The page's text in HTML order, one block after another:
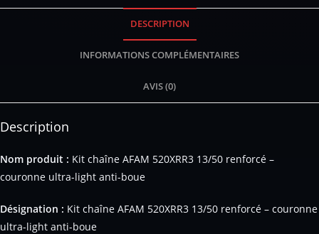
DESCRIPTION
INFORMATIONS COMPLÉMENTAIRES
AVIS (0)
Description
Nom produit : Kit chaîne AFAM 520XRR3 13/50 renforcé –
couronne ultra-light anti-boue
Désignation : Kit chaîne AFAM 520XRR3 13/50 renforcé – couronne
ultra-light anti-boue